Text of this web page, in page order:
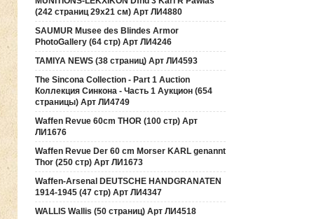
(242 страниц 29х21 см) Арт ЛИ4880
SAUMUR Musee des Blindes Armor
PhotoGallery (64 стр) Арт ЛИ4246
TAMIYA NEWS (38 страниц) Арт ЛИ4593
The Sincona Collection - Part 1 Auction
Коллекция Синкона - Часть 1 Аукцион (654
страницы) Арт ЛИ4749
Waffen Revue 60cm THOR (100 стр) Арт
ЛИ1676
Waffen Revue Der 60 cm Morser KARL genannt
Thor (250 стр) Арт ЛИ1673
Waffen-Arsenal DEUTSCHE HANDGRANATEN
1914-1945 (47 стр) Арт ЛИ4347
WALLIS Wallis (50 страниц) Арт ЛИ4518